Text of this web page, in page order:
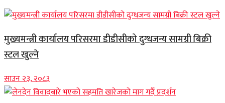
मुख्यमन्त्री कार्यालय परिसरमा डीडीसीको दुग्धजन्य सामग्री बिक्री
स्टल खुल्ने
साउन २३, २०८३